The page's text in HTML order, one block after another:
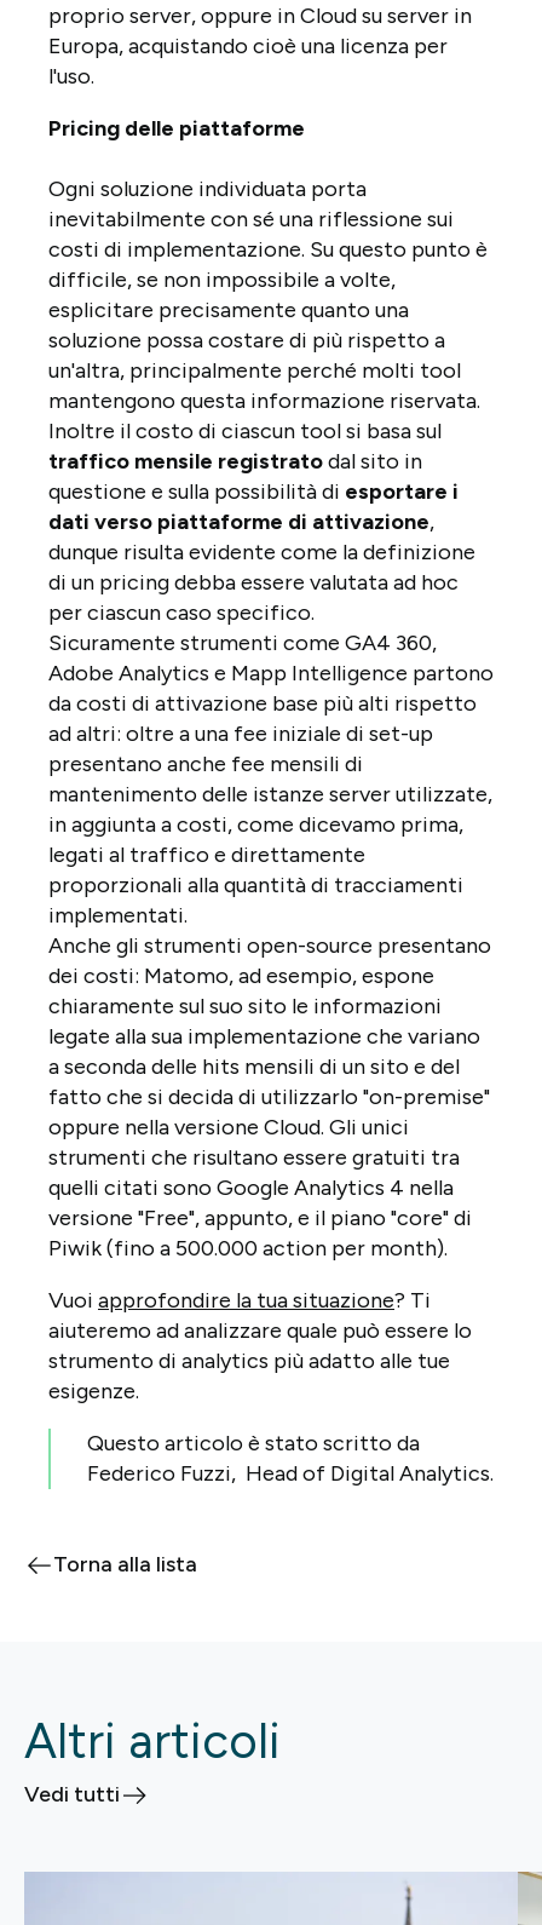
proprio server, oppure in Cloud su server in
Europa, acquistando cioè una licenza per
l'uso.
Pricing delle piattaforme
Ogni soluzione individuata porta
inevitabilmente con sé una riflessione sui
costi di implementazione. Su questo punto è
difficile, se non impossibile a volte,
esplicitare precisamente quanto una
soluzione possa costare di più rispetto a
un'altra, principalmente perché molti tool
mantengono questa informazione riservata.
Inoltre il costo di ciascun tool si basa sul
traffico mensile registratodal sito in
questione e sulla possibilità di esportare i
dati verso piattaforme di attivazione,
dunque risulta evidente come la definizione
di un pricing debba essere valutata ad hoc
per ciascun caso specifico.
Sicuramente strumenti come GA4 360,
Adobe Analytics e Mapp Intelligence partono
da costi di attivazione base più alti rispetto
ad altri: oltre a una fee iniziale di set-up
presentano anche fee mensili di
mantenimento delle istanze server utilizzate,
in aggiunta a costi, come dicevamo prima,
legati al traffico e direttamente
proporzionali alla quantità di tracciamenti
implementati.
Anche gli strumenti open-source presentano
dei costi: Matomo, ad esempio, espone
chiaramente sul suo sito le informazioni
legate alla sua implementazione che variano
a seconda delle hits mensili di un sito e del
fatto che si decida di utilizzarlo "on-premise"
oppure nella versione Cloud. Gli unici
strumenti che risultano essere gratuiti tra
quelli citati sono Google Analytics 4 nella
versione "Free", appunto, e il piano "core" di
Piwik (fino a 500.000 action per month).
Vuoi approfondire la tua situazione? Ti
aiuteremo ad analizzare quale può essere lo
strumento di analytics più adatto alle tue
esigenze.
Questo articolo è stato scritto da
Federico Fuzzi, Head of Digital Analytics.
Torna alla lista
Altri articoli
Vedi tutti